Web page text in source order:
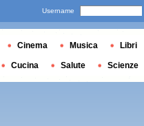
Username
Cinema Musica Libri
Cucina Salute Scienze